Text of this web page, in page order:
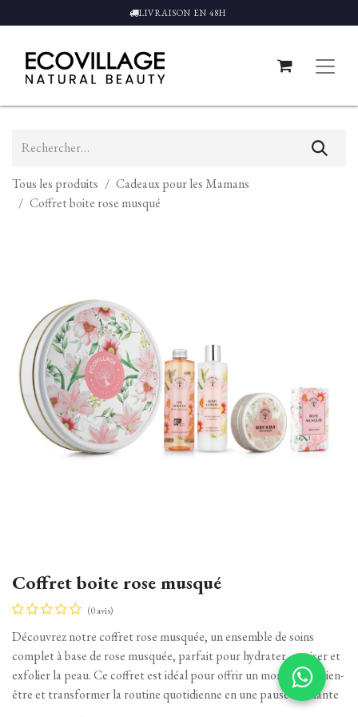
LIVRAISON EN 48H
Tous les produits
Cadeaux pour les Mamans
Coffret boite rose musqué
Coffret boite rose musqué
(0 avis)
Découvrez notre coffret rose musquée, un ensemble de soins
complet à base de rose musquée, parfait pour hydrater, apaiser et
exfolier la peau. Ce coffret est idéal pour offrir un moment de bien-
être et transformer la routine quotidienne en une pause relaxante